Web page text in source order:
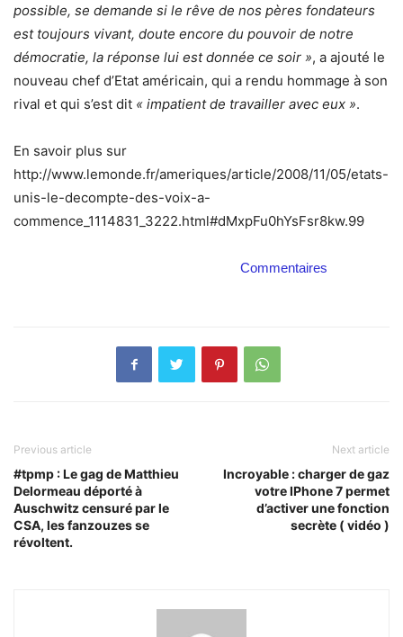
possible, se demande si le rêve de nos pères fondateurs
est toujours vivant, doute encore du pouvoir de notre
démocratie, la réponse lui est donnée ce soir », a ajouté le
nouveau chef d’Etat américain, qui a rendu hommage à son
rival et qui s’est dit « impatient de travailler avec eux ».
En savoir plus sur
http://www.lemonde.fr/ameriques/article/2008/11/05/etats-
unis-le-decompte-des-voix-a-
commence_1114831_3222.html#dMxpFu0hYsFsr8kw.99
Commentaires
Previous article
#tpmp : Le gag de Matthieu
Delormeau déporté à
Auschwitz censuré par le
CSA, les fanzouzes se
révoltent.
Next article
Incroyable : charger de gaz
votre IPhone 7 permet
d’activer une fonction
secrète ( vidéo )